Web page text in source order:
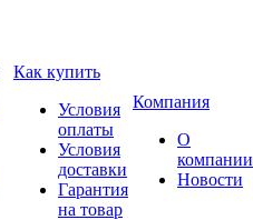
Как купить
Условия
оплаты
Условия
доставки
Гарантия
на товар
Компания
О
компании
Новости